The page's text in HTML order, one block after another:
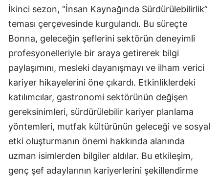
İkinci sezon, “İnsan Kaynağında Sürdürülebilirlik”
teması çerçevesinde kurgulandı. Bu süreçte
Bonna, geleceğin şeflerini sektörün deneyimli
profesyonelleriyle bir araya getirerek bilgi
paylaşımını, mesleki dayanışmayı ve ilham verici
kariyer hikayelerini öne çıkardı. Etkinliklerdeki
katılımcılar, gastronomi sektörünün değişen
gereksinimleri, sürdürülebilir kariyer planlama
yöntemleri, mutfak kültürünün geleceği ve sosyal
etki oluşturmanın önemi hakkında alanında
uzman isimlerden bilgiler aldılar. Bu etkileşim,
genç şef adaylarının kariyerlerini şekillendirme